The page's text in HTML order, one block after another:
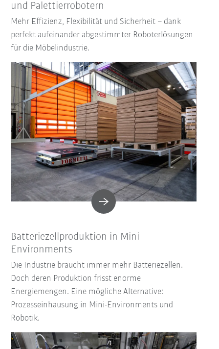
und Palettierrobotern
Mehr Effizienz, Flexibilität und Sicherheit – dank
perfekt aufeinander abgestimmter Roboterlösungen
für die Möbelindustrie.
Batteriezellproduktion in Mini-
Environments
Die Industrie braucht immer mehr Batteriezellen.
Doch deren Produktion frisst enorme
Energiemengen. Eine mögliche Alternative:
Prozesseinhausung in Mini-Environments und
Robotik.